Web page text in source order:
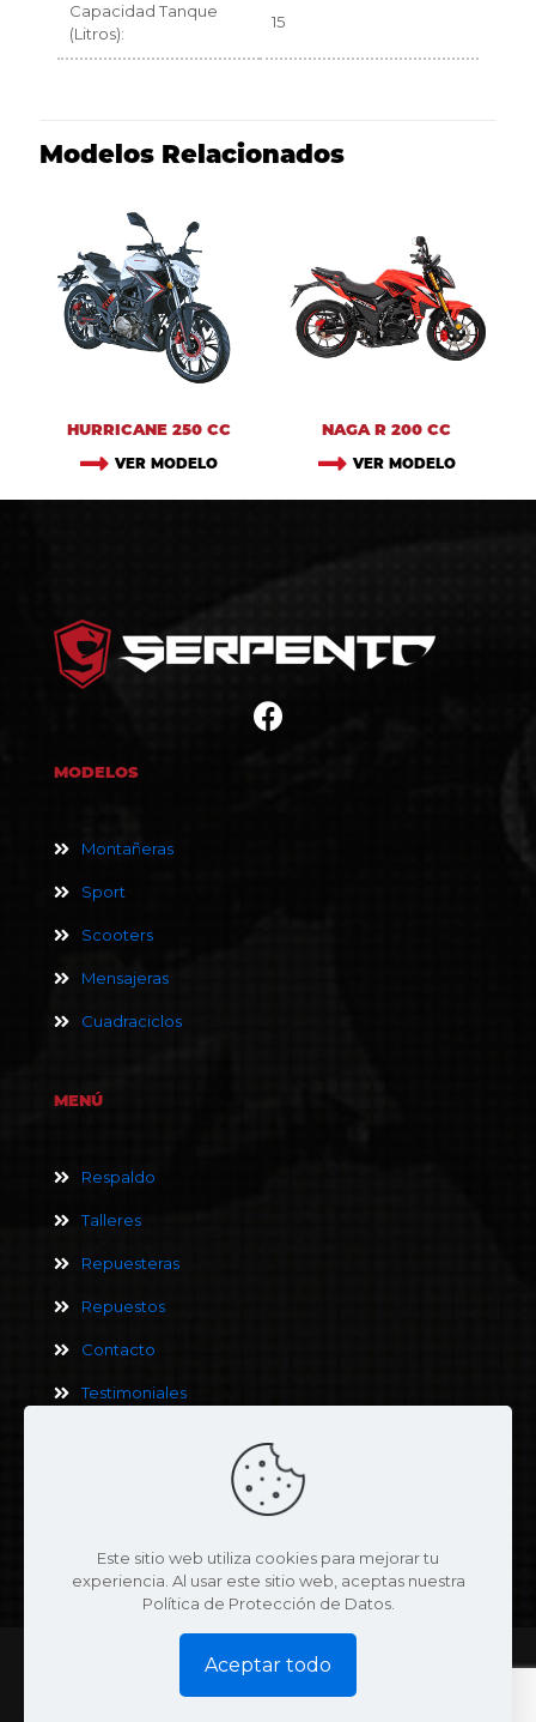
Capacidad Tanque
(Litros):
15
Modelos Relacionados
HURRICANE 250 CC
VER MODELO
NAGA R 200 CC
VER MODELO
MODELOS
Montañeras
Sport
Scooters
Mensajeras
Cuadraciclos
MENÚ
Respaldo
Talleres
Repuesteras
Repuestos
Contacto
Testimoniales
Términos y Condiciones
Política de Privacidad
© 2025 Moto Serpento | Todos los derechos reservados | Diseño:
Este sitio web utiliza cookies para mejorar tu
experiencia. Al usar este sitio web, aceptas nuestra
Política de Protección de Datos.
Aceptar todo